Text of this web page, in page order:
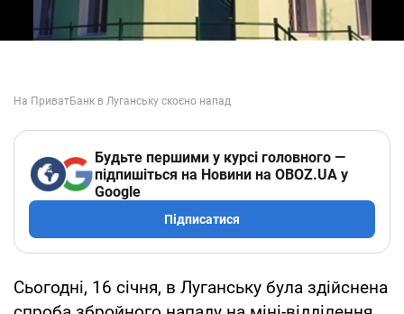
Будьте першими у курсі головного —
підпишіться на Новини на OBOZ.UA у
Google
Підписатися
Сьогодні, 16 січня, в Луганську була здійснена